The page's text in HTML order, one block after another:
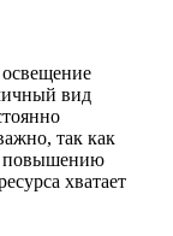
вид
так как
повышению
хватает